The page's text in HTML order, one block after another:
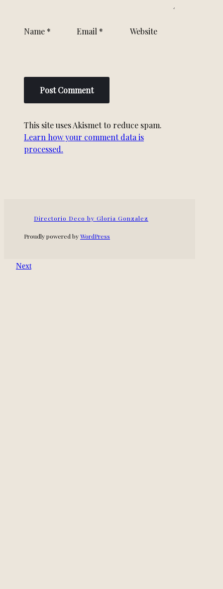
Name * Email * Website
This site uses Akismet to reduce spam.
Learn how your comment data is
processed.
Directorio Deco by Gloria Gonzalez
Proudly powered byWordPress
Next